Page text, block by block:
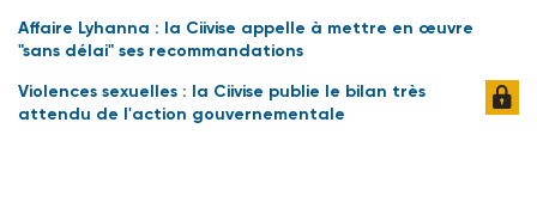
Affaire Lyhanna : la Ciivise appelle à mettre en œuvre
"sans délai" ses recommandations
Violences sexuelles : la Ciivise publie le bilan très
attendu de l'action gouvernementale